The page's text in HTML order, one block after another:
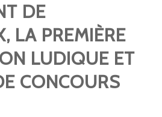
DE
LA PREMIÈRE
LUDIQUE ET
CONCOURS